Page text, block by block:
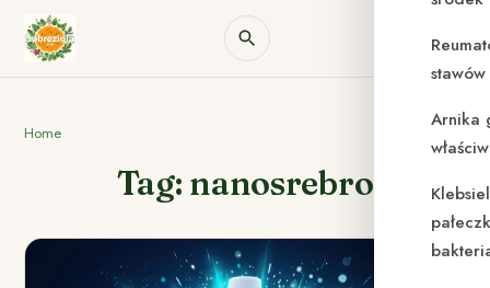
Arnika
Home
Tag: nanosrebro